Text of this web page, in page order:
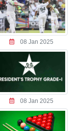
08 Jan 2025
08 Jan 2025